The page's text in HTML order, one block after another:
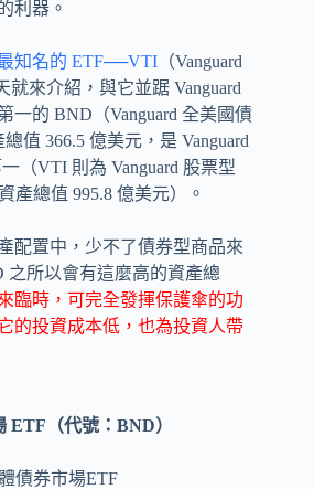
利器。
知名的 ETF──VTI （Vanguard
就來介紹，與它並踞 Vanguard
一的 BND（Vanguard 全美國債
值 366.5 億美元，是 Vanguard
（VTI 則為 Vanguard 股票型
產總值 995.8 億美元）。
配置中，少不了債券型商品來
之所以會有這麼高的資產總
臨時，可完全發揮保護傘的功
的投資成本低，也為投資人帶
ETF（代號：BND）
債券市場ETF